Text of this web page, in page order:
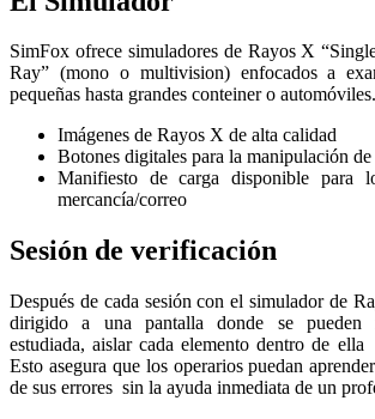
SimFox ofrece simuladores de Rayos X
Ray” (mono o multivision) enfocados a
pequeñas hasta grandes conteiner o automóviles.
Imágenes de Rayos X de alta calidad
Botones digitales para la manipulación de
Manifiesto de carga disponible para
mercancía/correo
Sesión de verificación
Después de cada sesión con el simulador de
dirigido a una pantalla donde se pueden
estudiada, aislar cada elemento dentro de
Esto asegura que los operarios puedan
de sus errores sin la ayuda inmediata de un